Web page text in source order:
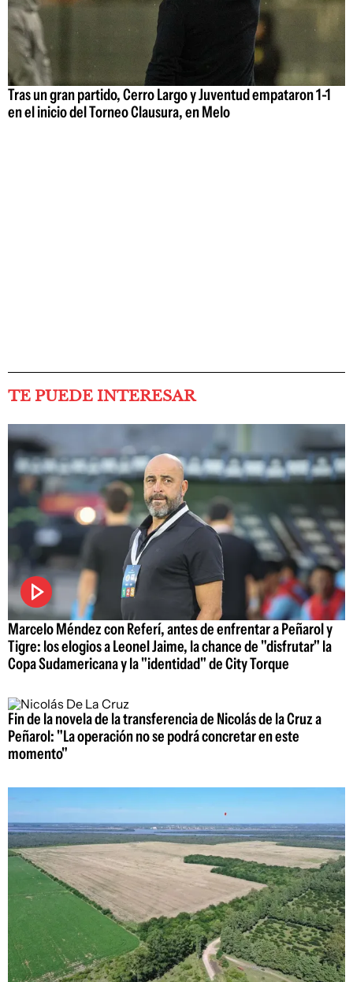
Tras un gran partido, Cerro Largo y Juventud empataron 1-1
en el inicio del Torneo Clausura, en Melo
TE PUEDE INTERESAR
Marcelo Méndez con Referí, antes de enfrentar a Peñarol y
Tigre: los elogios a Leonel Jaime, la chance de "disfrutar" la
Copa Sudamericana y la "identidad" de City Torque
Fin de la novela de la transferencia de Nicolás de la Cruz a
Peñarol: "La operación no se podrá concretar en este
momento"